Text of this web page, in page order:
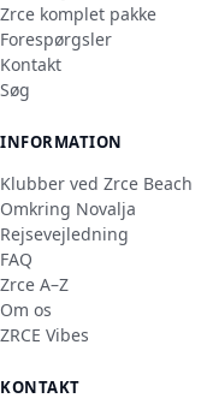
Zrce komplet pakke
Forespørgsler
Kontakt
Søg
INFORMATION
Klubber ved Zrce Beach
Omkring Novalja
Rejsevejledning
FAQ
Zrce A–Z
Om os
ZRCE Vibes
KONTAKT